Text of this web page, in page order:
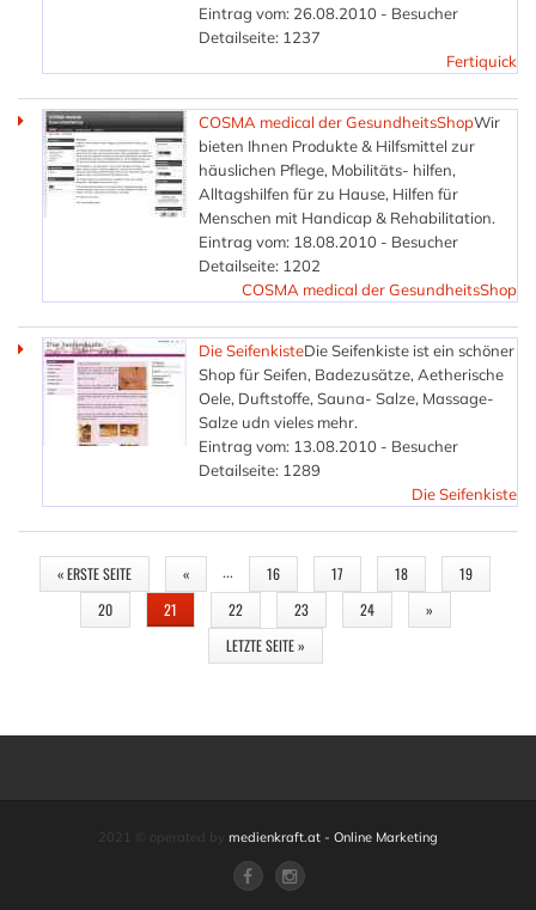
Eintrag vom: 26.08.2010 - Besucher
Detailseite: 1237
Fertiquick
COSMA medical der GesundheitsShopWir
bieten Ihnen Produkte & Hilfsmittel zur
häuslichen Pflege, Mobilitäts- hilfen,
Alltagshilfen für zu Hause, Hilfen für
Menschen mit Handicap & Rehabilitation.
Eintrag vom: 18.08.2010 - Besucher
Detailseite: 1202
COSMA medical der GesundheitsShop
Die SeifenkisteDie Seifenkiste ist ein schöner
Shop für Seifen, Badezusätze, Aetherische
Oele, Duftstoffe, Sauna- Salze, Massage-
Salze udn vieles mehr.
Eintrag vom: 13.08.2010 - Besucher
Detailseite: 1289
Die Seifenkiste
SEITEN
« ERSTE SEITE « … 16 17 18
19
20
21 22 23 24
»
LETZTE SEITE »
2021 © operated by medienkraft.at - Online Marketing